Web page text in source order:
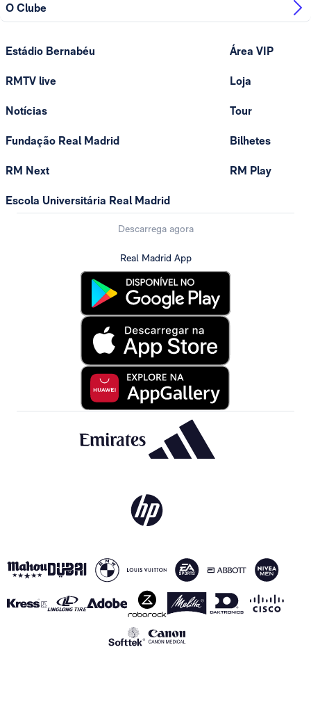
O Clube
Estádio Bernabéu
RMTV live
Notícias
Fundação Real Madrid
RM Next
Escola Universitária Real Madrid
Área VIP
Loja
Tour
Bilhetes
RM Play
Descarrega agora
Real Madrid App